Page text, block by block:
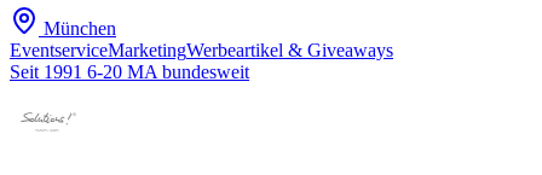
München
EventserviceMarketingWerbeartikel & Giveaways
Seit 1991 6-20 MA bundesweit